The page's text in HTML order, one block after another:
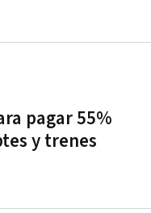
pagar 55%
y trenes